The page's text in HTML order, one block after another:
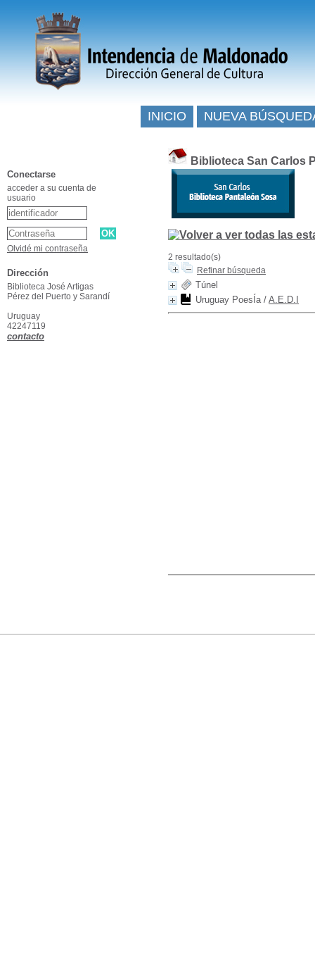
Biblioteca San Carlos
2 resultado(s)
Refinar búsqueda
Túnel
Uruguay PoesÍa/ A.E.D.I
INICIO NUEVA
Conectarse
acceder a su cuenta de
usuario
Olvidé mi contraseña
Dirección
Biblioteca José Artigas
Pérez del Puerto y Sarandí
Uruguay
42247119
contacto